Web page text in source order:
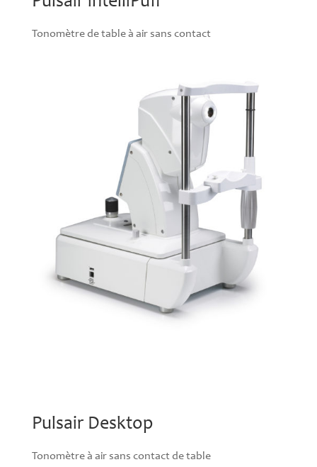
Tonomètre de table à air sans contact
Pulsair Desktop
Tonomètre à air sans contact de table